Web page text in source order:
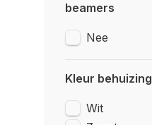
beamers
Nee
Kleur behuizing
Wit